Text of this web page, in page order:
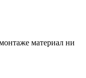
материал ни